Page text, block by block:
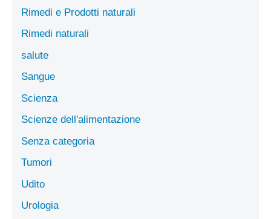
Rimedi e Prodotti naturali
Rimedi naturali
salute
Sangue
Scienza
Scienze dell'alimentazione
Senza categoria
Tumori
Udito
Urologia